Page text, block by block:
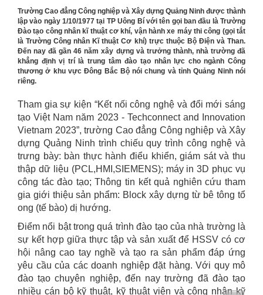
Trường Cao đẳng Công nghiệp và Xây dựng Quảng Ninh được thành
lập vào ngày 1/10/1977 tại TP Uông Bí với tên gọi ban đầu là Trường
Đào tạo công nhân kĩ thuật cơ khí, vận hành xe máy thi công (gọi tắt
là Trường Công nhân Kĩ thuật Cơ khí) trực thuộc Bộ Điện và Than.
Đến nay đã gần 46 năm xây dựng và trưởng thành, nhà trường đã
khẳng định vị trí là trung tâm đào tạo nhân lực cho ngành Công
thương ở khu vực Đông Bắc Bộ nói chung và tỉnh Quảng Ninh nói
riêng.
Tham gia sự kiện “Kết nối công nghệ và đổi mới sáng
tạo Việt Nam năm 2023 - Techconnect and Innovation
Vietnam 2023”, trường Cao đẳng Công nghiệp và Xây
dựng Quảng Ninh trình chiếu quy trình công nghệ và
trưng bày: bàn thực hành điểu khiển, giám sát và thu
thập dữ liệu (PCL,HMI,SIEMENS); máy in 3D phục vụ
công tác đào tạo; Thông tin kết quả nghiên cứu tham
gia giới thiệu sản phẩm: Block xây dựng từ bê tông tổ
ong (tế bào) dị hướng.
Điểm nổi bật trong quá trình đào tạo của nhà trường là
sự kết hợp giữa thực tập và sản xuất để HSSV có cơ
hội nâng cao tay nghề và tạo ra sản phẩm đáp ứng
yêu cầu của các doanh nghiệp đặt hàng. Với quy mô
đào tạo chuyên nghiệp, đến nay trường đã đào tạo
nhiều cán bộ kỹ thuật, kỹ thuật viên và công nhân kỹ